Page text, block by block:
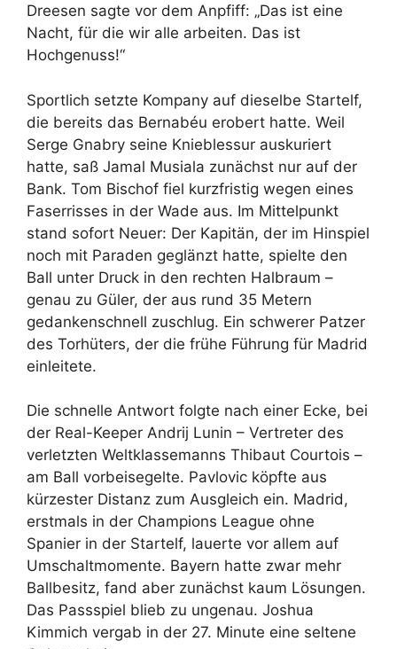
Dreesen sagte vor dem Anpfiff: „Das ist eine
Nacht, für die wir alle arbeiten. Das ist
Hochgenuss!“
Sportlich setzte Kompany auf dieselbe Startelf,
die bereits das Bernabéu erobert hatte. Weil
Serge Gnabry seine Knieblessur auskuriert
hatte, saß Jamal Musiala zunächst nur auf der
Bank. Tom Bischof fiel kurzfristig wegen eines
Faserrisses in der Wade aus. Im Mittelpunkt
stand sofort Neuer: Der Kapitän, der im Hinspiel
noch mit Paraden geglänzt hatte, spielte den
Ball unter Druck in den rechten Halbraum –
genau zu Güler, der aus rund 35 Metern
gedankenschnell zuschlug. Ein schwerer Patzer
des Torhüters, der die frühe Führung für Madrid
einleitete.
Die schnelle Antwort folgte nach einer Ecke, bei
der Real-Keeper Andrij Lunin – Vertreter des
verletzten Weltklassemanns Thibaut Courtois –
am Ball vorbeisegelte. Pavlovic köpfte aus
kürzester Distanz zum Ausgleich ein. Madrid,
erstmals in der Champions League ohne
Spanier in der Startelf, lauerte vor allem auf
Umschaltmomente. Bayern hatte zwar mehr
Ballbesitz, fand aber zunächst kaum Lösungen.
Das Passspiel blieb zu ungenau. Joshua
Kimmich vergab in der 27. Minute eine seltene